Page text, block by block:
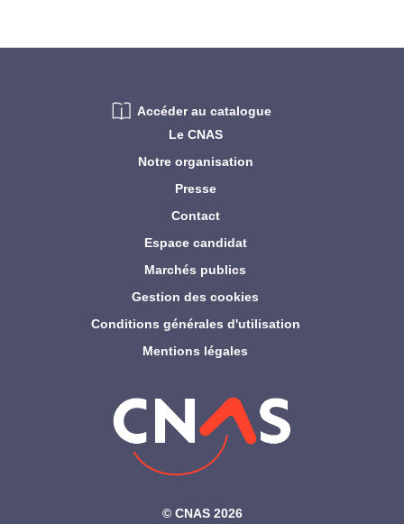
©‎ CNAS 2026
Le CNAS
Notre organisation
Presse
Contact
Espace candidat
Marchés publics
Gestion des cookies
Conditions générales d'utilisation
Mentions légales
Accéder au catalogue